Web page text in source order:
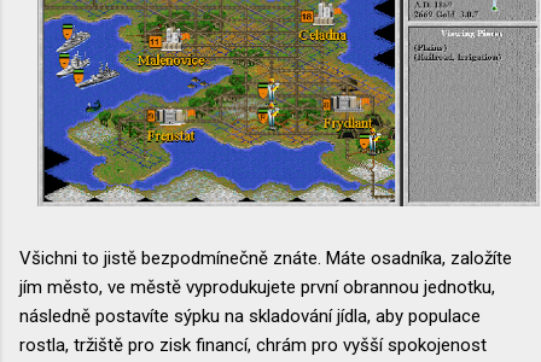
Všichni to jistě bezpodmínečně znáte. Máte osadníka, založíte
jím město, ve městě vyprodukujete první obrannou jednotku,
následně postavíte sýpku na skladování jídla, aby populace
rostla, tržiště pro zisk financí, chrám pro vyšší spokojenost